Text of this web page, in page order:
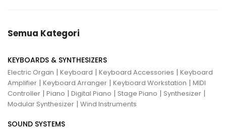
Semua Kategori
KEYBOARDS & SYNTHESIZERS
Electric Organ | Keyboard | Keyboard Accessories | Keyboard
Amplifier | Keyboard Arranger | Keyboard Workstation | MIDI
Controller | Piano | Digital Piano | Stage Piano | Synthesizer |
Modular Synthesizer | Wind Instruments
SOUND SYSTEMS